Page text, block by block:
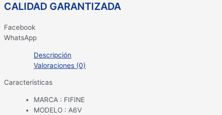
CALIDAD GARANTIZADA
Facebook
WhatsApp
Descripción
Valoraciones (0)
Características
MARCA : FIFINE
MODELO : A6V